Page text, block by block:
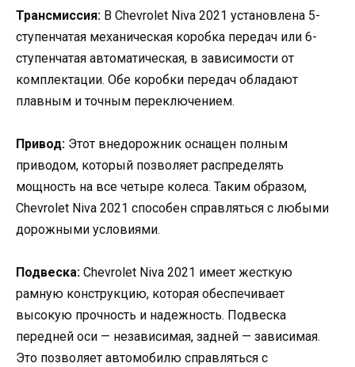
Трансмиссия: В Chevrolet Niva 2021 установлена 5-
ступенчатая механическая коробка передач или 6-
ступенчатая автоматическая, в зависимости от
комплектации. Обе коробки передач обладают
плавным и точным переключением.
Привод: Этот внедорожник оснащен полным
приводом, который позволяет распределять
мощность на все четыре колеса. Таким образом,
Chevrolet Niva 2021 способен справляться с любыми
дорожными условиями.
Подвеска: Chevrolet Niva 2021 имеет жесткую
рамную конструкцию, которая обеспечивает
высокую прочность и надежность. Подвеска
передней оси — независимая, задней — зависимая.
Это позволяет автомобилю справляться с